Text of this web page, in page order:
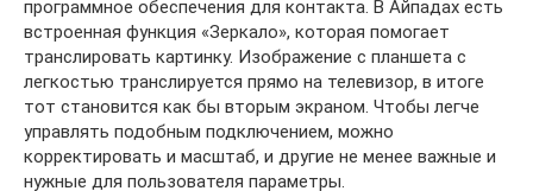
программное обеспечения для контакта. В Айпадах есть
встроенная функция «Зеркало», которая помогает
транслировать картинку. Изображение с планшета с
легкостью транслируется прямо на телевизор, в итоге
тот становится как бы вторым экраном. Чтобы легче
управлять подобным подключением, можно
корректировать и масштаб, и другие не менее важные и
нужные для пользователя параметры.